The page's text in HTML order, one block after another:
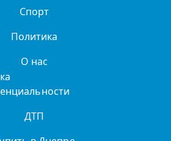
Спорт
Политика
О нас
ДТП